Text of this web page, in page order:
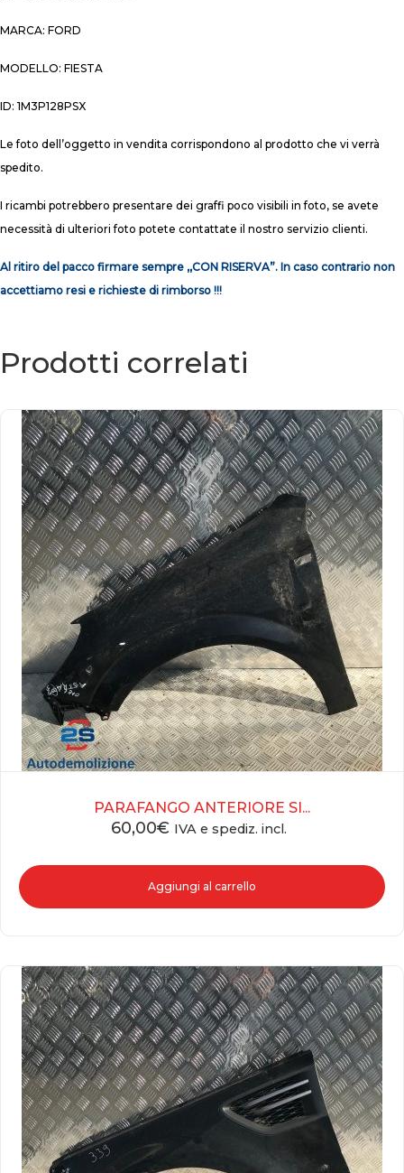
MARCA: FORD
MODELLO: FIESTA
ID: 1M3P128PSX
Le foto dell’oggetto in vendita corrispondono al prodotto che vi verrà
spedito.
I ricambi potrebbero presentare dei graffi poco visibili in foto, se avete
necessità di ulteriori foto potete contattate il nostro servizio clienti.
Al ritiro del pacco firmare sempre ,,CON RISERVA”. In caso contrario non
accettiamo resi e richieste di rimborso !!!
Prodotti correlati
PARAFANGO ANTERIORE SI...
60,00€ IVA e spediz. incl.
Aggiungi al carrello